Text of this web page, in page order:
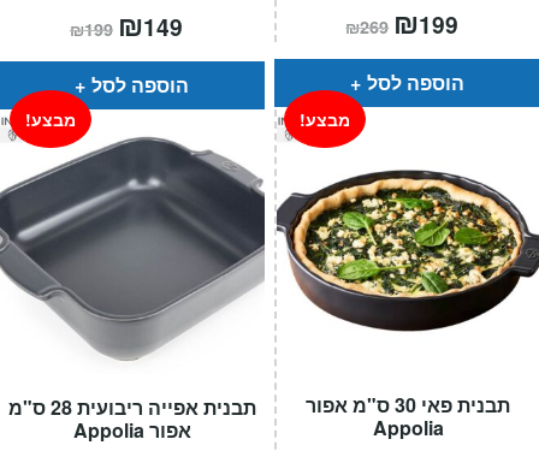
₪199 המחיר
המקורי
היה:
₪199.
₪149
הוא:
הוספה לסל
₪269 המחיר
המקורי
היה:
₪269.
₪199
הוא:
הוספה לסל
תבנית אפייה ריבועית 28 ס"מ
אפור Appolia
מבצע!
תבנית פאי 30 ס"מ אפור
Appolia
מבצע!